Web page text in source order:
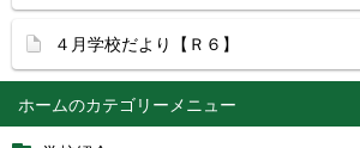
ホーム
４月学校だより【Ｒ６】